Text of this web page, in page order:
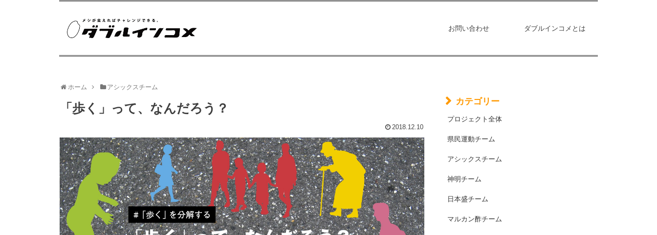
お問い合わせ ダブルインコメとは
ホーム アシックスチーム
「歩く」って、なんだろう？
2018.12.10
カテゴリー
プロジェクト全体
県民運動チーム
アシックスチーム
神明チーム
日本盛チーム
マルカン酢チーム